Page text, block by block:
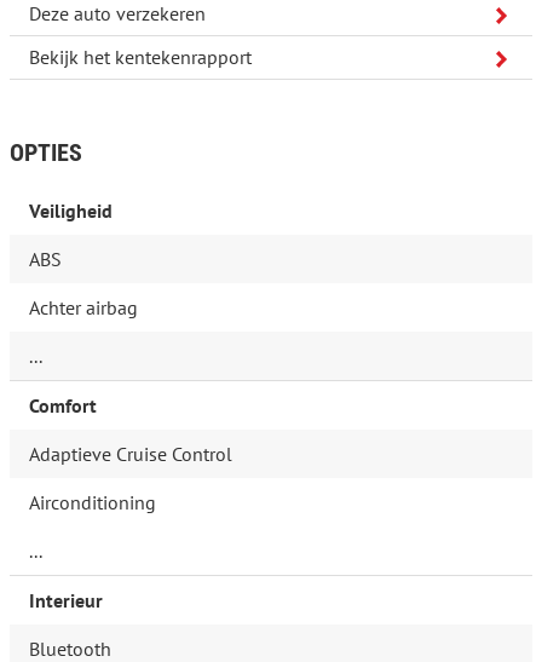
Deze auto verzekeren
Bekijk het kentekenrapport
OPTIES
Veiligheid
ABS
Achter airbag
...
Comfort
Adaptieve Cruise Control
Airconditioning
...
Interieur
Bluetooth